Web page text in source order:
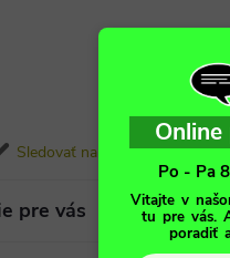
Sledovať na Instagrame
pre vás
Po - Pa
Vitajte v
tu pre vás.
poradiť